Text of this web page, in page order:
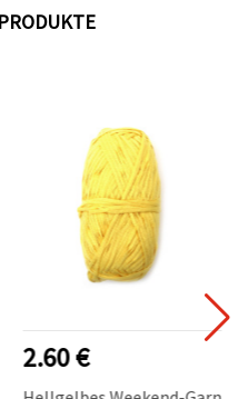
2.60 €